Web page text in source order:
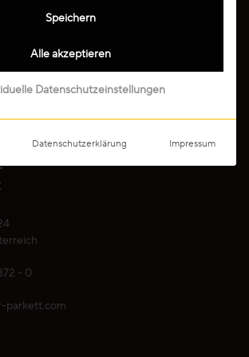
Stiegen
- 0
parkett.com
Speichern
Alle akzeptieren
Datenschutzeinstellungen
Datenschutzerklärung Impressum